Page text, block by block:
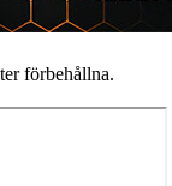
förbehållna.